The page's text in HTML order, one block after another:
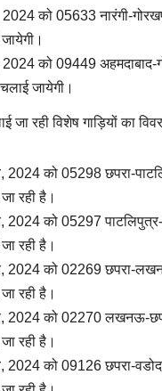
को 05633 नारंगी-
2024 को 09449 अहमदाबाद-
जायेगी।
जा रही विशेष गाड़ियों का
2024 को 05298 छपरा-
रही है।
2024 को 05297 पाटलिपुत्र-
रही है।
2024 को 02269 छपरा-
रही है।
2024 को 02270 लखनऊ-
रही है।
2024 को 09126 छपरा-